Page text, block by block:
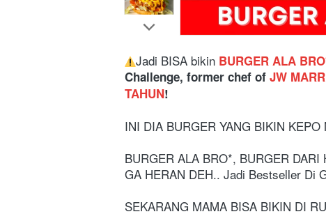
Jadi BISA bikin BURGER ALA
Challenge, former chef of JW
TAHUN!
INI DIA BURGER YANG BIKIN KEPO
BURGER ALA BRO*, BURGER DARI
GA HERAN DEH.. Jadi Bestseller Di
SEKARANG MAMA BISA BIKIN DI